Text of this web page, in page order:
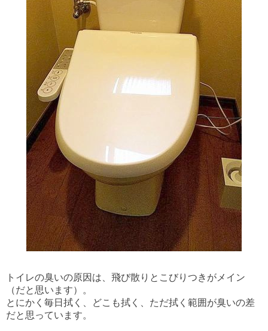
トイレの臭いの原因は、飛び散りとこびりつきがメイン
（だと思います）。
とにかく毎日拭く、どこも拭く、ただ拭く範囲が臭いの差
だと思っています。